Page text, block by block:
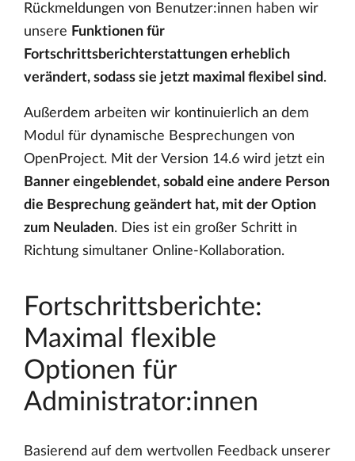
Rückmeldungen von Benutzer:innen haben wir
unsere Funktionen für
Fortschrittsberichterstattungen erheblich
verändert, sodass sie jetzt maximal flexibel sind.
Außerdem arbeiten wir kontinuierlich an dem
Modul für dynamische Besprechungen von
OpenProject. Mit der Version 14.6 wird jetzt ein
Banner eingeblendet, sobald eine andere Person
die Besprechung geändert hat, mit der Option
zum Neuladen. Dies ist ein großer Schritt in
Richtung simultaner Online-Kollaboration.
Fortschrittsberichte:
Maximal flexible
Optionen für
Administrator:innen
Basierend auf dem wertvollen Feedback unserer